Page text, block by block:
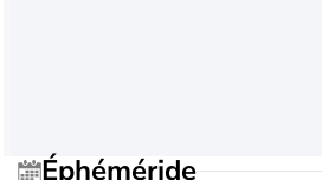
Éphéméride